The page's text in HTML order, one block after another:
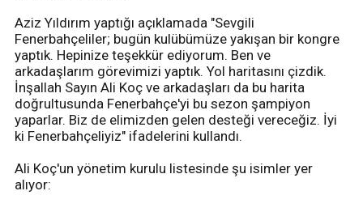
Aziz Yıldırım yaptığı açıklamada "Sevgili
Fenerbahçeliler; bugün kulübümüze yakışan bir kongre
yaptık. Hepinize teşekkür ediyorum. Ben ve
arkadaşlarım görevimizi yaptık. Yol haritasını çizdik.
İnşallah Sayın Ali Koç ve arkadaşları da bu harita
doğrultusunda Fenerbahçe'yi bu sezon şampiyon
yaparlar. Biz de elimizden gelen desteği vereceğiz. İyi
ki Fenerbahçeliyiz" ifadelerini kullandı.
Ali Koç'un yönetim kurulu listesinde şu isimler yer
alıyor: